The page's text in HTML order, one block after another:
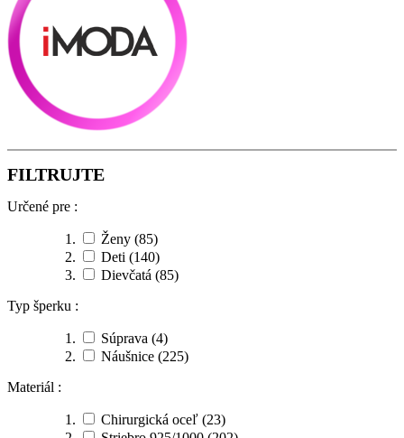
FILTRUJTE
Určené pre :
Ženy (85)
Deti (140)
Dievčatá (85)
Typ šperku :
Súprava (4)
Náušnice (225)
Materiál :
Chirurgická oceľ (23)